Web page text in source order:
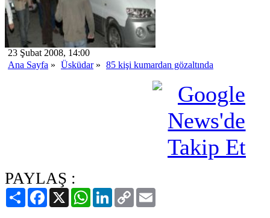
23 Şubat 2008, 14:00
Ana Sayfa » Üsküdar» 85 kişi kumardan gözaltında
PAYLAŞ :
PaylaşFacebook
X WhatsAppLinkedIn
Copy
Link